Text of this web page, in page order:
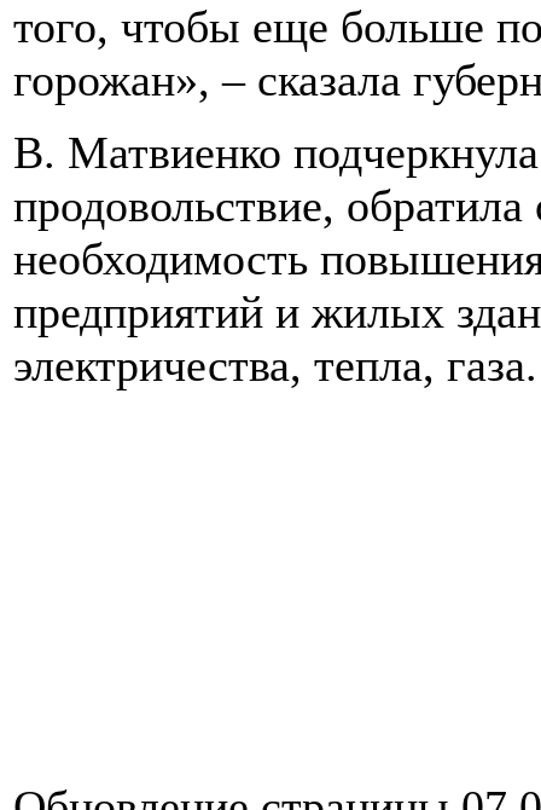
того, чтобы еще больше
горожан», – сказала
В. Матвиенко
продовольствие,
необходимость
предприятий и жилых
электричества, тепла, газа.